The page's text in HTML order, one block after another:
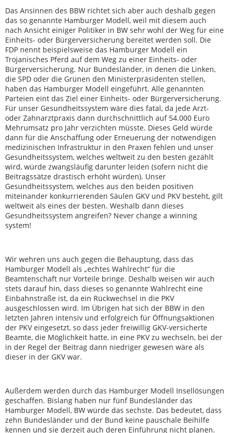
Das Ansinnen des BBW richtet sich aber auch deshalb gegen
das so genannte Hamburger Modell, weil mit diesem auch
nach Ansicht einiger Politiker in BW sehr wohl der Weg für eine
Einheits- oder Bürgerversicherung bereitet werden soll. Die
FDP nennt beispielsweise das Hamburger Modell ein
Trojanisches Pferd auf dem Weg zu einer Einheits- oder
Bürgerversicherung. Nur Bundesländer, in denen die Linken,
die SPD oder die Grünen den Ministerpräsidenten stellen,
haben das Hamburger Modell eingeführt. Alle genannten
Parteien eint das Ziel einer Einheits- oder Bürgerversicherung.
Für unser Gesundheitssystem wäre dies fatal, da jede Arzt-
oder Zahnarztpraxis dann durchschnittlich auf 54.000 Euro
Mehrumsatz pro Jahr verzichten müsste. Dieses Geld würde
dann für die Anschaffung oder Erneuerung der notwendigen
medizinischen Infrastruktur in den Praxen fehlen und unser
Gesundheitssystem, welches weltweit zu den besten gezählt
wird, würde zwangsläufig darunter leiden (sofern nicht die
Beitragssätze drastisch erhöht würden). Unser
Gesundheitssystem, welches aus den beiden positiven
miteinander konkurrierenden Säulen GKV und PKV besteht, gilt
weltweit als eines der besten. Weshalb dann dieses
Gesundheitssystem angreifen? Never change a winning
system!
Wir wehren uns auch gegen die Behauptung, dass das
Hamburger Modell als „echtes Wahlrecht“ für die
Beamtenschaft nur Vorteile bringe. Deshalb weisen wir auch
stets darauf hin, dass dieses so genannte Wahlrecht eine
Einbahnstraße ist, da ein Rückwechsel in die PKV
ausgeschlossen wird. Im Übrigen hat sich der BBW in den
letzten Jahren intensiv und erfolgreich für Öffnungsaktionen
der PKV eingesetzt, so dass jeder freiwillig GKV-versicherte
Beamte, die Möglichkeit hatte, in eine PKV zu wechseln, bei der
in der Regel der Beitrag dann niedriger gewesen wäre als
dieser in der GKV war.
Außerdem werden durch das Hamburger Modell Insellösungen
geschaffen. Bislang haben nur fünf Bundesländer das
Hamburger Modell, BW würde das sechste. Das bedeutet, dass
zehn Bundesländer und der Bund keine pauschale Beihilfe
kennen und sie derzeit auch deren Einführung nicht planen.